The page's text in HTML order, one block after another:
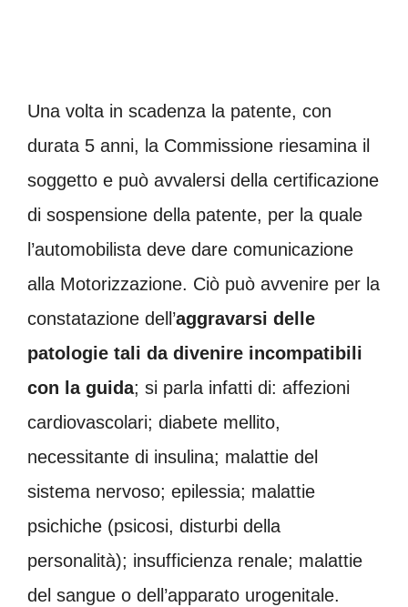
Una volta in scadenza la patente, con
durata 5 anni, la Commissione riesamina il
soggetto e può avvalersi della certificazione
di sospensione della patente, per la quale
l’automobilista deve dare comunicazione
alla Motorizzazione. Ciò può avvenire per la
constatazione dell’aggravarsi delle
patologie tali da divenire incompatibili
con la guida; si parla infatti di: affezioni
cardiovascolari; diabete mellito,
necessitante di insulina; malattie del
sistema nervoso; epilessia; malattie
psichiche (psicosi, disturbi della
personalità); insufficienza renale; malattie
del sangue o dell’apparato urogenitale.